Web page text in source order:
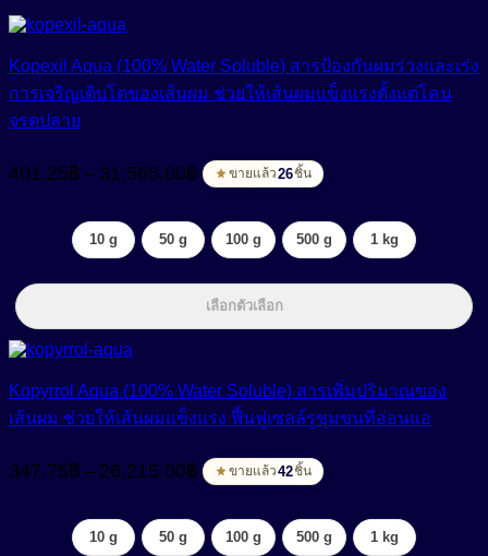
Kopexil Aqua (100% Water Soluble) สารป้องกันผมร่วงและเร่ง
การเจริญเติบโตของเส้นผม ช่วยให้เส้นผมแข็งแรงตั้งแต่โคน
จรดปลาย
401.25 ฿ – 31,565.00 ฿ range:
through
31,565.00฿
ขายแล้ว26ชิ้น
10 g 50 g 100 g 500 g 1 kg
เลือกตัวเลือก
Kopyrrol Aqua (100% Water Soluble) สารเพิ่มปริมาณของ
เส้นผม ช่วยให้เส้นผมแข็งแรง ฟื้นฟูเซลล์รูขุมขนที่อ่อนแอ
347.75 ฿ – 26,215.00 ฿ range:
through
26,215.00฿
ขายแล้ว42ชิ้น
10 g 50 g 100 g 500 g 1 kg